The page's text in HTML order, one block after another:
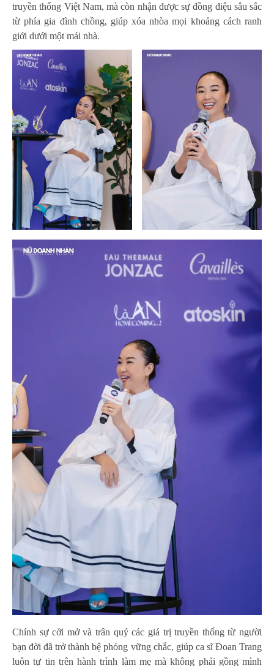
truyền thống Việt Nam, mà còn nhận được sự đồng điệu sâu sắc
từ phía gia đình chồng, giúp xóa nhòa mọi khoảng cách ranh
giới dưới một mái nhà.
Chính sự cởi mở và trân quý các giá trị truyền thống từ người
bạn đời đã trở thành bệ phóng vững chắc, giúp ca sĩ Đoan Trang
luôn tự tin trên hành trình làm mẹ mà không phải gồng mình